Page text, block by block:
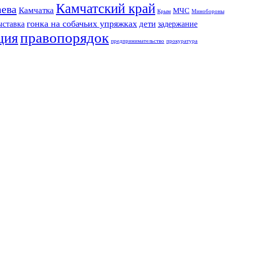
Камчатка Камчатский край Крым МЧС Минобороны
гонка на собачьих упряжках дети задержание
правопорядок предпринимательство прокуратура